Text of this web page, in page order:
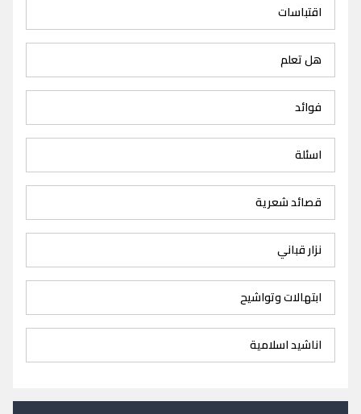
اقتباسات
هل تعلم
فوائد
اسئلة
قصائد شعرية
نزار قباني
ابتهالات وتواشيح
اناشيد اسلامية